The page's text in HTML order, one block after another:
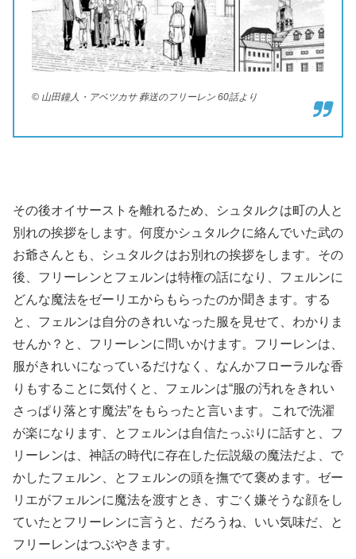
© 山田鐘人・アベツカサ 葬送のフリーレン 60話より
その後オイサーストを離れるため、シュタルクは町の人と
別れの挨拶をします。何度かシュタルクに絡んでいた武の
お爺さんとも、シュタルクはお別れの挨拶をします。その
後、フリーレンとフェルンは特権の話になり、フェルンに
どんな魔法をゼーリエからもらったのか聞きます。する
と、フェルンは自分のきれいなった服を見せて、わかりま
せんか？と、フリーレンに問いかけます。フリーレンは、
服がきれいになっているだけなく、なんかフローラルな香
りもすることに気付くと、フェルンは“服の汚れをきれい
さっぱり落とす魔法”をもらったと言います。これで洗濯
が楽になります、とフェルンは自信たっぷりに話すと、フ
リーレンは、神話の時代に存在した伝説級の魔法だよ、で
かしたフェルン、とフェルンの頭を撫でて褒めます。ゼー
リエがフェルンに魔法を渡すとき、すごく嫌そうな顔をし
ていたとフリーレンに言うと、だろうね、いい気味だ、と
フリーレンはつぶやきます。